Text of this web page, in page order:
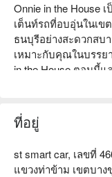
Onnie in the House
เต็นท์รถที่อบอุ่นในเข
ธนบุรีอย่างสะดวกสบ
เหมาะกับคุณในบรรย
in the House ตอนนี้แ
ที่อยู่
st smart car, เลขที่
แขวงท่าข้าม เขตบาง